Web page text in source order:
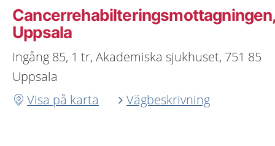
Uppsala
Ingång 85, 1 tr, Akademiska sjukhuset, 751 85
Uppsala
Visa på karta
Vägbeskrivning